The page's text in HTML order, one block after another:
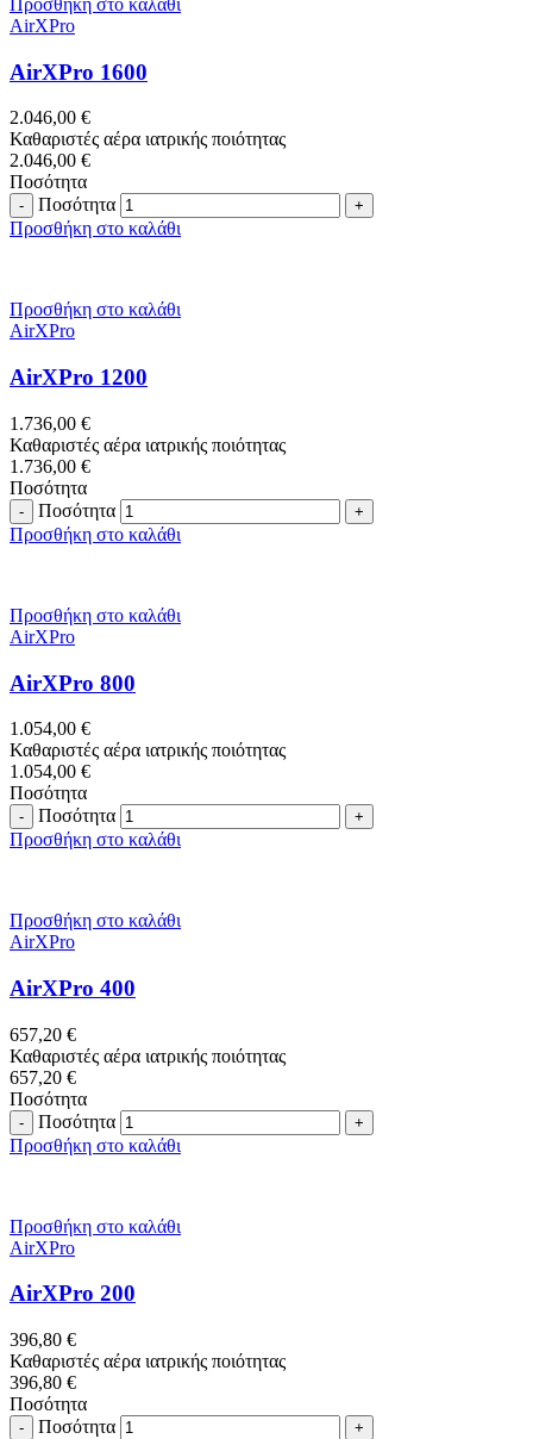
Προσθήκη στο καλάθι
AirXPro
AirXPro 1600
2.046,00 €
Καθαριστές αέρα ιατρικής ποιότητας
2.046,00 €
Ποσότητα
Ποσότητα
Προσθήκη στο καλάθι
Προσθήκη στο καλάθι
AirXPro
AirXPro 1200
1.736,00 €
Καθαριστές αέρα ιατρικής ποιότητας
1.736,00 €
Ποσότητα
Ποσότητα
Προσθήκη στο καλάθι
Προσθήκη στο καλάθι
AirXPro
AirXPro 800
1.054,00 €
Καθαριστές αέρα ιατρικής ποιότητας
1.054,00 €
Ποσότητα
Ποσότητα
Προσθήκη στο καλάθι
Προσθήκη στο καλάθι
AirXPro
AirXPro 400
657,20 €
Καθαριστές αέρα ιατρικής ποιότητας
657,20 €
Ποσότητα
Ποσότητα
Προσθήκη στο καλάθι
Προσθήκη στο καλάθι
AirXPro
AirXPro 200
396,80 €
Καθαριστές αέρα ιατρικής ποιότητας
396,80 €
Ποσότητα
Ποσότητα